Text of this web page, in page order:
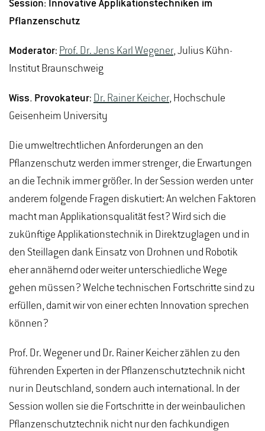
Session: Innovative Applikationstechniken im
Pflanzenschutz
Moderator: Prof. Dr. Jens Karl Wegener, Julius Kühn-
Institut Braunschweig
Wiss. Provokateur: Dr. Rainer Keicher, Hochschule
Geisenheim University
Die umweltrechtlichen Anforderungen an den
Pflanzenschutz werden immer strenger, die Erwartungen
an die Technik immer größer. In der Session werden unter
anderem folgende Fragen diskutiert: An welchen Faktoren
macht man Applikationsqualität fest? Wird sich die
zukünftige Applikationstechnik in Direktzuglagen und in
den Steillagen dank Einsatz von Drohnen und Robotik
eher annähernd oder weiter unterschiedliche Wege
gehen müssen? Welche technischen Fortschritte sind zu
erfüllen, damit wir von einer echten Innovation sprechen
können?
Prof. Dr. Wegener und Dr. Rainer Keicher zählen zu den
führenden Experten in der Pflanzenschutztechnik nicht
nur in Deutschland, sondern auch international. In der
Session wollen sie die Fortschritte in der weinbaulichen
Pflanzenschutztechnik nicht nur den fachkundigen